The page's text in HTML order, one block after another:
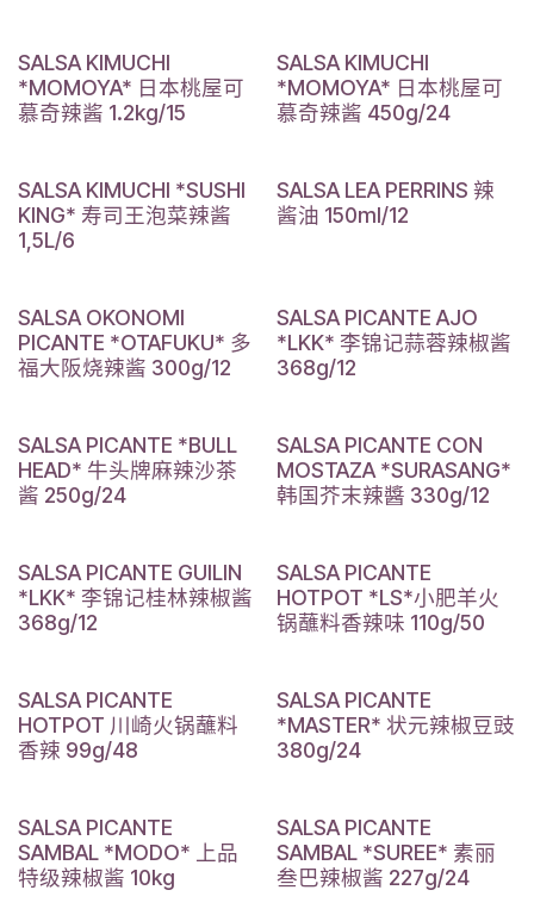
SALSA KIMUCHI
*MOMOYA* 日本桃屋可
慕奇辣酱 1.2kg/15
SALSA KIMUCHI
*MOMOYA* 日本桃屋可
慕奇辣酱 450g/24
SALSA KIMUCHI *SUSHI
KING* 寿司王泡菜辣酱
1,5L/6
SALSA LEA PERRINS 辣
酱油 150ml/12
SALSA OKONOMI
PICANTE *OTAFUKU* 多
福大阪烧辣酱 300g/12
SALSA PICANTE AJO
*LKK* 李锦记蒜蓉辣椒酱
368g/12
SALSA PICANTE *BULL
HEAD* 牛头牌麻辣沙茶
酱 250g/24
SALSA PICANTE CON
MOSTAZA *SURASANG*
韩国芥末辣醬 330g/12
SALSA PICANTE GUILIN
*LKK* 李锦记桂林辣椒酱
368g/12
SALSA PICANTE
HOTPOT *LS*小肥羊火
锅蘸料香辣味 110g/50
SALSA PICANTE
HOTPOT 川崎火锅蘸料
香辣 99g/48
SALSA PICANTE
*MASTER* 状元辣椒豆豉
380g/24
SALSA PICANTE
SAMBAL *MODO* 上品
特级辣椒酱 10kg
SALSA PICANTE
SAMBAL *SUREE* 素丽
叁巴辣椒酱 227g/24